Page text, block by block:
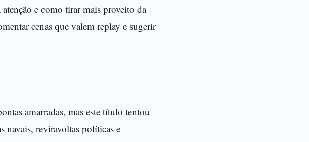
e como tirar mais proveito da
cenas que valem replay e sugerir
amarradas, mas este título tentou
navais, reviravoltas políticas e